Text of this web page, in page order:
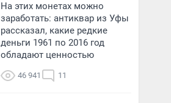
На этих монетах можно
заработать: антиквар из Уфы
рассказал, какие редкие
деньги 1961 по 2016 год
обладают ценностью
46 941 11